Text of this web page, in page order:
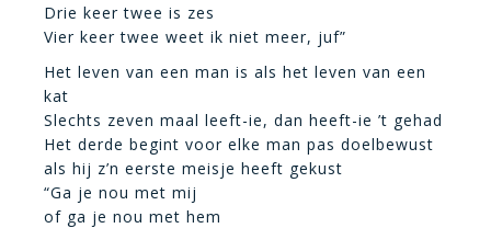
Drie keer twee is zes
Vier keer twee weet ik niet meer, juf”
Het leven van een man is als het leven van een
kat
Slechts zeven maal leeft-ie, dan heeft-ie ’t gehad
Het derde begint voor elke man pas doelbewust
als hij z’n eerste meisje heeft gekust
“Ga je nou met mij
of ga je nou met hem